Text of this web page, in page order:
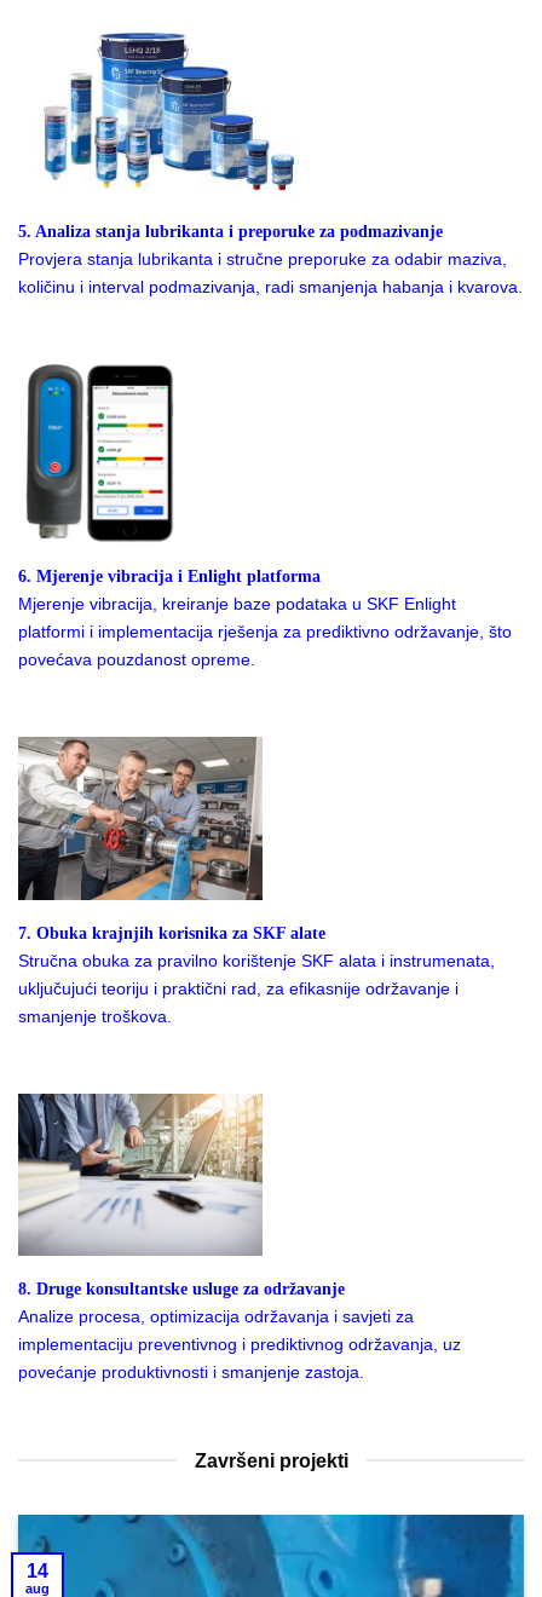
5. Analiza stanja lubrikanta i preporuke za podmazivanje
Provjera stanja lubrikanta i stručne preporuke za odabir maziva,
količinu i interval podmazivanja, radi smanjenja habanja i kvarova.
6. Mjerenje vibracija i Enlight platforma
Mjerenje vibracija, kreiranje baze podataka u SKF Enlight
platformi i implementacija rješenja za prediktivno održavanje, što
povećava pouzdanost opreme.
7. Obuka krajnjih korisnika za SKF alate
Stručna obuka za pravilno korištenje SKF alata i instrumenata,
uključujući teoriju i praktični rad, za efikasnije održavanje i
smanjenje troškova.
8. Druge konsultantske usluge za održavanje
Analize procesa, optimizacija održavanja i savjeti za
implementaciju preventivnog i prediktivnog održavanja, uz
povećanje produktivnosti i smanjenje zastoja.
Završeni projekti
14
aug